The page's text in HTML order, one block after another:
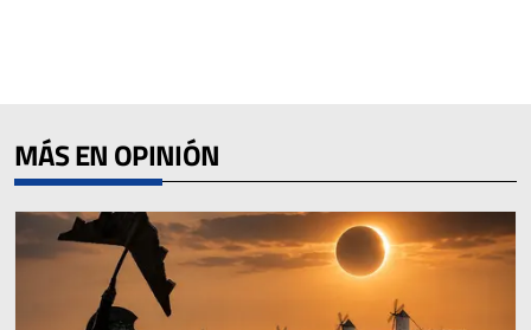
MÁS EN OPINIÓN